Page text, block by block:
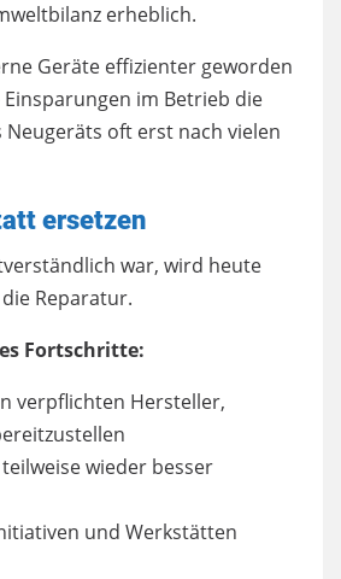
erheblich.
Geräte effizienter geworden
im Betrieb die
oft erst nach vielen
ersetzen
war, wird heute
Reparatur.
Fortschritte:
verpflichten Hersteller,
wieder besser
und Werkstätten